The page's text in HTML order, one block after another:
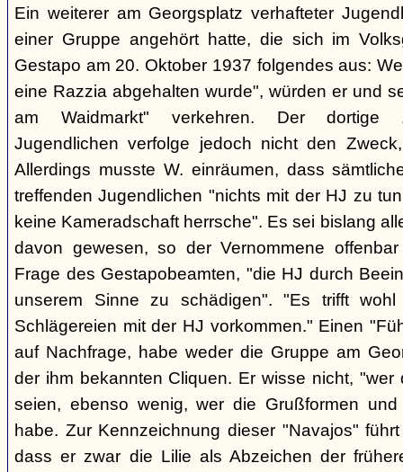
Ein weiterer am Georgsplatz verhafteter
einer Gruppe angehört hatte, die sich im
Gestapo am 20. Oktober 1937 folgendes aus:
eine Razzia abgehalten wurde", würden er und
am Waidmarkt" verkehren. Der dortige
Jugendlichen verfolge jedoch nicht den
Allerdings musste W. einräumen, dass
treffenden Jugendlichen "nichts mit der HJ zu
keine Kameradschaft herrsche". Es sei bislang
davon gewesen, so der Vernommene
Frage des Gestapobeamten, "die HJ durch
unserem Sinne zu schädigen". "Es trifft
Schlägereien mit der HJ vorkommen." Einen
auf Nachfrage, habe weder die Gruppe am
der ihm bekannten Cliquen. Er wisse nicht, "wer
seien, ebenso wenig, wer die Grußformen
habe. Zur Kennzeichnung dieser "Navajos"
dass er zwar die Lilie als Abzeichen der